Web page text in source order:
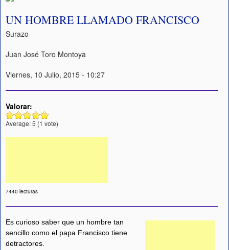
UN HOMBRE LLAMADO FRANCISCO
Surazo
Juan José Toro Montoya
Viernes, 10 Julio, 2015 - 10:27
Valorar:
Average:5 (1 vote)
7440 lecturas
Es curioso saber que un hombre tan
sencillo como el papa Francisco tiene
detractores.